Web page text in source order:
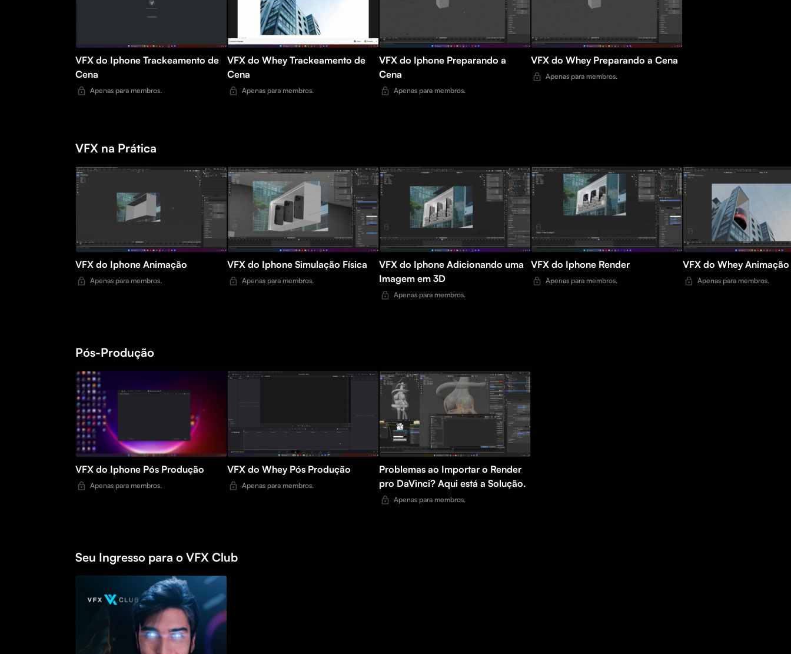
VFX do Iphone Trackeamento de
Cena
Apenas para membros.
VFX do Whey Trackeamento de
Cena
Apenas para membros.
VFX do Iphone Preparando a
Cena
Apenas para membros.
VFX do Whey Preparando a Cena
Apenas para membros.
VFX na Prática
VFX do Iphone Animação
Apenas para membros.
VFX do Iphone Simulação Física
Apenas para membros.
VFX do Iphone Adicionando uma
Imagem em 3D
Apenas para membros.
VFX do Iphone Render
Apenas para membros.
VFX do Whey Animação
Apenas para membros.
Pós-Produção
VFX do Iphone Pós Produção
Apenas para membros.
VFX do Whey Pós Produção
Apenas para membros.
Problemas ao Importar o Render
pro DaVinci? Aqui está a Solução.
Apenas para membros.
Seu Ingresso para o VFX Club